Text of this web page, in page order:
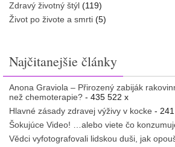
Zdravý životný štýl (119)
Život po živote a smrti (5)
Najčitanejšie články
Anona Graviola – Přirozený zabiják
než chemoterapie? - 435 522 x
Hlavné zásady zdravej výživy v kocke -
Šokujúce Video! …alebo viete čo
Vědci vyfotografovali lidskou duši, jak